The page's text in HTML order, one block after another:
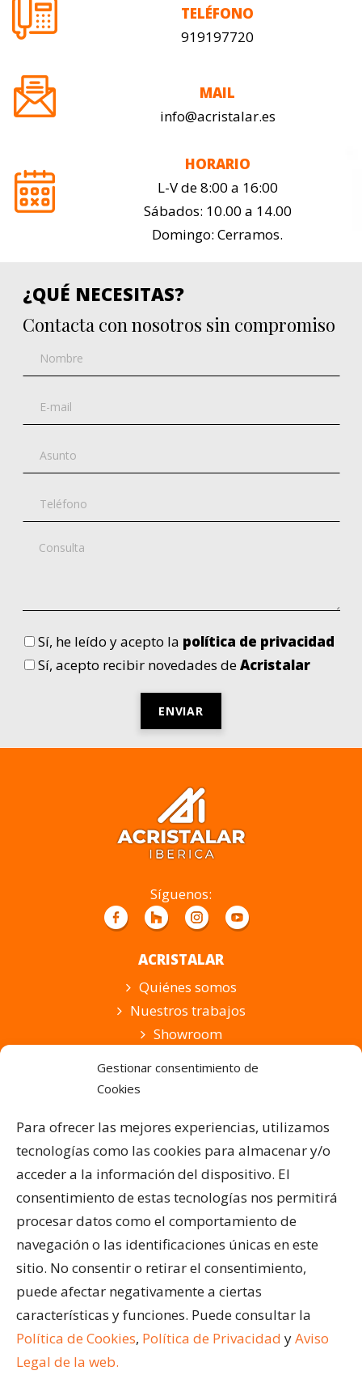
Gestionar consentimiento de
Cookies
Para ofrecer las mejores experiencias, utilizamos
tecnologías como las cookies para almacenar y/o
acceder a la información del dispositivo. El
consentimiento de estas tecnologías nos permitirá
procesar datos como el comportamiento de
navegación o las identificaciones únicas en este
sitio. No consentir o retirar el consentimiento,
puede afectar negativamente a ciertas
características y funciones. Puede consultar la
Política de Cookies, Política de Privacidad yAviso
Legal de la web.
TELÉFONO
919197720
MAIL
info@acristalar.es
HORARIO
L-V de 8:00 a 16:00
Sábados: 10.00 a 14.00
Domingo: Cerramos.
¿QUÉ NECESITAS?
Contacta con nosotros sin compromiso
Sí, he leído y acepto la política de privacidad
Sí, acepto recibir novedades deAcristalar
Síguenos:
ACRISTALAR
Quiénes somos
Nuestros trabajos
Showroom
PRODUCTOS Y SERVICIOS
Pérgolas Bioclimáticas
Cortinas de Cristal
Cubiertas para Pisicinas
Acristalar Contract – Soluciones Profesionales
Horeca
¿Qué son los cerramientos abatibles para
terrazas?
Ventajas de acristalar la terraza de un restaurante
Cómo limpiar una pérgola bioclimática